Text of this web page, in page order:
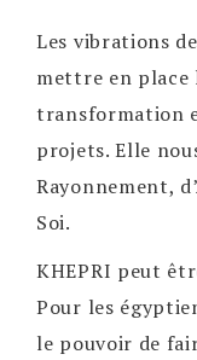
Les vibrations
mettre en place
transformation
projets. Elle
Rayonnement,
Soi.
KHEPRI peut
Pour les
le pouvoir de